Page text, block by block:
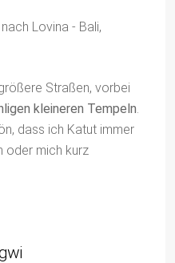
Straßen, vorbei
kleineren Tempeln.
dass ich Katut immer
oder mich kurz